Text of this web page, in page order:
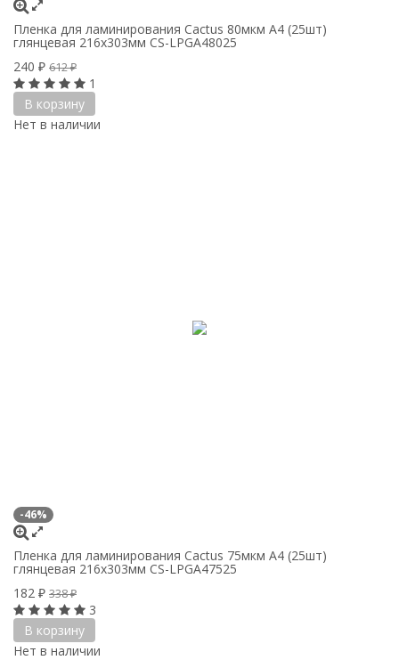
Пленка для ламинирования Cactus 80мкм A4 (25шт)
глянцевая 216x303мм CS-LPGA48025
240 ₽ 612₽
1
В корзину
Нет в наличии
-46%
Пленка для ламинирования Cactus 75мкм A4 (25шт)
глянцевая 216x303мм CS-LPGA47525
182 ₽ 338₽
3
В корзину
Нет в наличии